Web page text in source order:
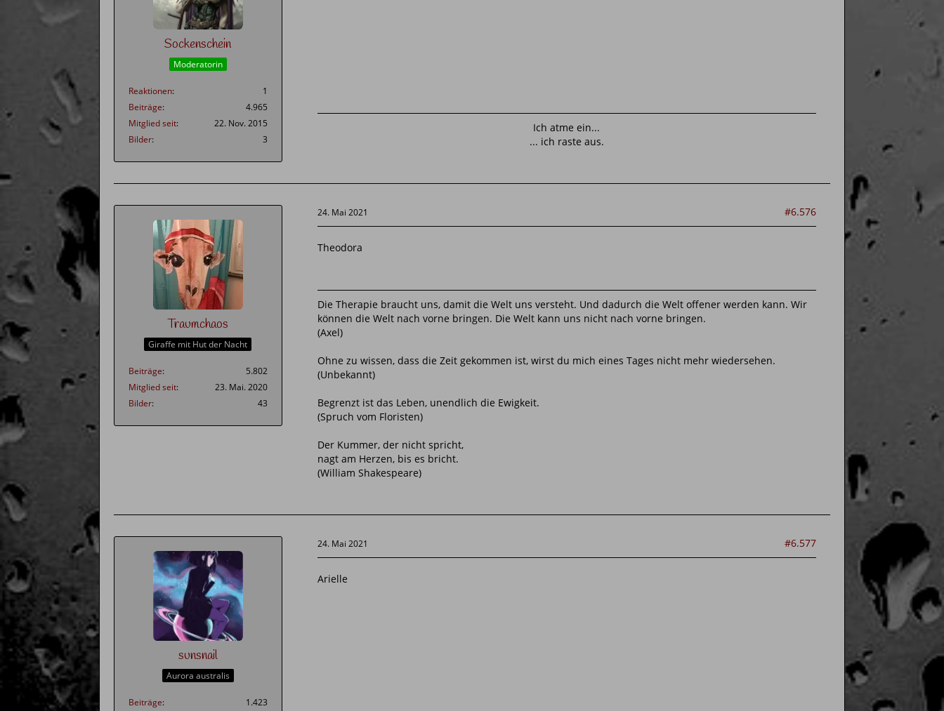
Sockenschein
Moderatorin
Reaktionen
1
Beiträge
4.965
Mitglied seit
22. Nov. 2015
Bilder
3
Ich atme ein...
... ich raste aus.
Traumchaos
Giraffe mit Hut der Nacht
Beiträge
5.802
Mitglied seit
23. Mai. 2020
Bilder
43
24. Mai 2021 #6.576
Theodora
Die Therapie braucht uns, damit die Welt uns versteht. Und dadurch die Welt offener werden kann. Wir
können die Welt nach vorne bringen. Die Welt kann uns nicht nach vorne bringen.
(Axel)
Ohne zu wissen, dass die Zeit gekommen ist, wirst du mich eines Tages nicht mehr wiedersehen.
(Unbekannt)
Begrenzt ist das Leben, unendlich die Ewigkeit.
(Spruch vom Floristen)
Der Kummer, der nicht spricht,
nagt am Herzen, bis es bricht.
(William Shakespeare)
sunsnail
Aurora australis
Beiträge
1.423
24. Mai 2021 #6.577
Arielle